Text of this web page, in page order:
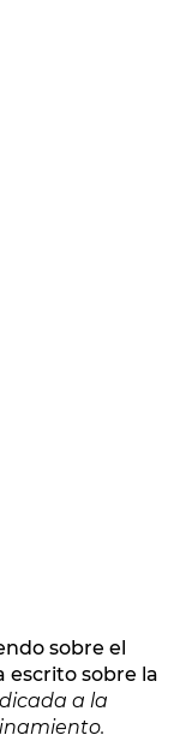
sobre el
escrito sobre la
a la